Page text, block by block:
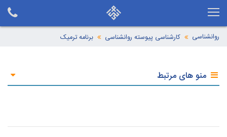
روانشناسی کارشناسی پیوسته روانشناسی برنامه ترمیک
منو های مرتبط